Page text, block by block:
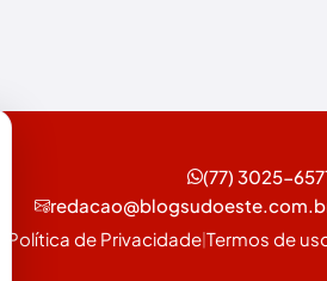
Ibitiara
(77) 3025-
Política de Privacidade| Termos de